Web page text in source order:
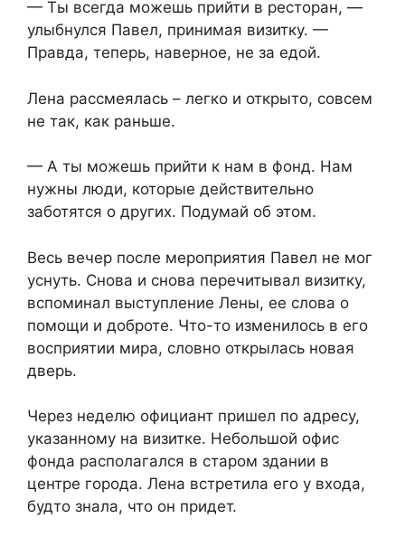
— Ты всегда можешь прийти в ресторан, —
улыбнулся Павел, принимая визитку. —
Правда, теперь, наверное, не за едой.
Лена рассмеялась – легко и открыто, совсем
не так, как раньше.
— А ты можешь прийти к нам в фонд. Нам
нужны люди, которые действительно
заботятся о других. Подумай об этом.
Весь вечер после мероприятия Павел не мог
уснуть. Снова и снова перечитывал визитку,
вспоминал выступление Лены, ее слова о
помощи и доброте. Что-то изменилось в его
восприятии мира, словно открылась новая
дверь.
Через неделю официант пришел по адресу,
указанному на визитке. Небольшой офис
фонда располагался в старом здании в
центре города. Лена встретила его у входа,
будто знала, что он придет.